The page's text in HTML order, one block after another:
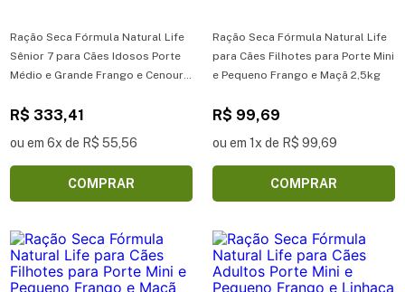
Ração Seca Fórmula Natural Life
Sênior 7 para Cães Idosos Porte
Médio e Grande Frango e Cenoura
R$ 333,41
ou em 6x de R$ 55,56
COMPRAR
Ração Seca Fórmula Natural Life
para Cães Filhotes para Porte Mini
e Pequeno Frango e Maçã 2,5kg
R$ 99,69
ou em 1x de R$ 99,69
COMPRAR